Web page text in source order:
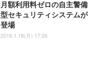
月額利用料ゼロの自主警備
型セキュリティシステムが
登場
2016.1.18(月) 17:26